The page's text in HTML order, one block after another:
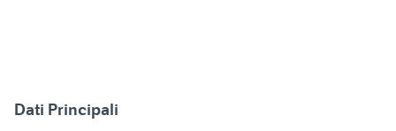
Dati Principali